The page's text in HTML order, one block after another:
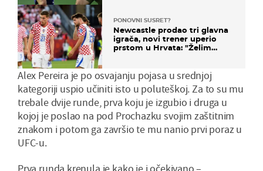
PONOVNI SUSRET?
Newcastle prodao tri glavna
igrača, novi trener uperio
prstom u Hrvata: "Želim
Alex Pereira je po osvajanju pojasa u srednjoj
kategoriji uspio učiniti isto u poluteškoj. Za to su mu
trebale dvije runde, prva koju je izgubio i druga u
kojoj je poslao na pod Prochazku svojim zaštitnim
znakom i potom ga završio te mu nanio prvi poraz u
UFC-u.